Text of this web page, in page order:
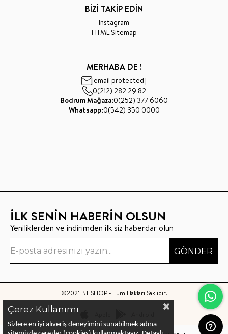
BİZİ TAKİP EDİN
Instagram
HTML Sitemap
MERHABA DE !
[email protected]
0(212) 282 29 82
Bodrum Mağaza:0(252) 377 6060
Whatsapp:0(542) 350 0000
İLK SENİN HABERİN OLSUN
Yeniliklerden ve indirimden ilk siz haberdar olun
GÖNDER
©2021 BT SHOP - Tüm Hakları Saklıdır.
Çerez Kullanımı
Sizlere en iyi alıveriş deneyimini sunabilmek adına